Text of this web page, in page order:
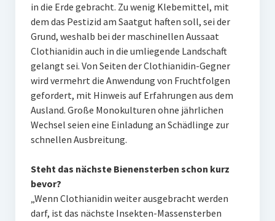
in die Erde gebracht. Zu wenig Klebemittel, mit
dem das Pestizid am Saatgut haften soll, sei der
Grund, weshalb bei der maschinellen Aussaat
Clothianidin auch in die umliegende Landschaft
gelangt sei. Von Seiten der Clothianidin-Gegner
wird vermehrt die Anwendung von Fruchtfolgen
gefordert, mit Hinweis auf Erfahrungen aus dem
Ausland. Große Monokulturen ohne jährlichen
Wechsel seien eine Einladung an Schädlinge zur
schnellen Ausbreitung.
Steht das nächste Bienensterben schon kurz
bevor?
„Wenn Clothianidin weiter ausgebracht werden
darf, ist das nächste Insekten-Massensterben